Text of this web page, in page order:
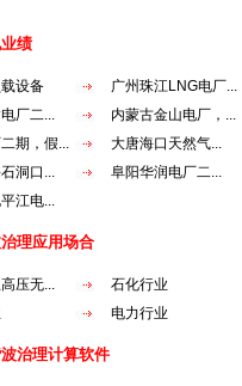
绩
设备
广州珠江LNG电厂...
厂二...
内蒙古金山电厂，...
期，假...
大唐海口天然气...
洞口...
阜阳华润电厂二...
江电...
理应用场合
压无...
石化行业
电力行业
治理计算软件